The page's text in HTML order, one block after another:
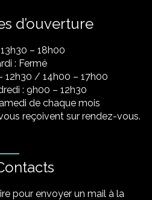
d’ouverture
– 18h00
: Fermé
12h30 / 14h00 – 17h00
: 9h00 – 12h30
de chaque mois
reçoivent sur rendez-vous.
pour envoyer un mail à la